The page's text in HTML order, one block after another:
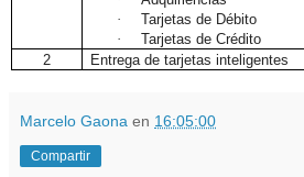
·
Tarjetas de Débito
·
Tarjetas de Crédito
2 Entrega de tarjetas inteligentes
Marcelo Gaona en 16:05:00
Compartir